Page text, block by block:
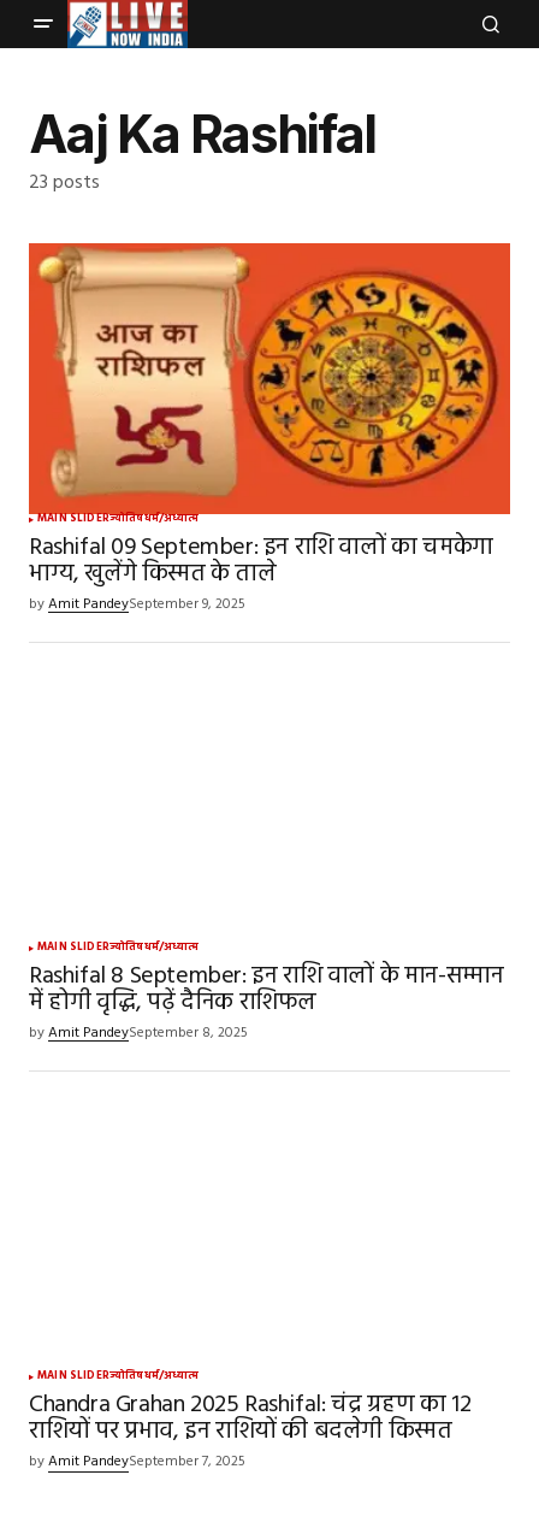
Aaj Ka Rashifal
23 posts
MAIN SLIDERज्योतिषधर्म/अध्यात्म
Rashifal 09 September: इन राशि वालों का चमकेगा
भाग्य, खुलेंगे किस्मत के ताले
byAmit PandeySeptember 9, 2025
MAIN SLIDERज्योतिषधर्म/अध्यात्म
Rashifal 8 September: इन राशि वालों के मान-सम्मान
में होगी वृद्धि, पढ़ें दैनिक राशिफल
byAmit PandeySeptember 8, 2025
MAIN SLIDERज्योतिषधर्म/अध्यात्म
Chandra Grahan 2025 Rashifal: चंद्र ग्रहण का 12
राशियों पर प्रभाव, इन राशियों की बदलेगी किस्मत
byAmit PandeySeptember 7, 2025